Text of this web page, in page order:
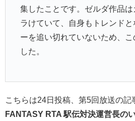
集したことです。ゼルダ作品
ラけていて、自身もトレンドと
ーを追い切れていないため、こ
した。
こちらは24日投稿、第5回放送の記
FANTASY RTA 駅伝対決運営長の